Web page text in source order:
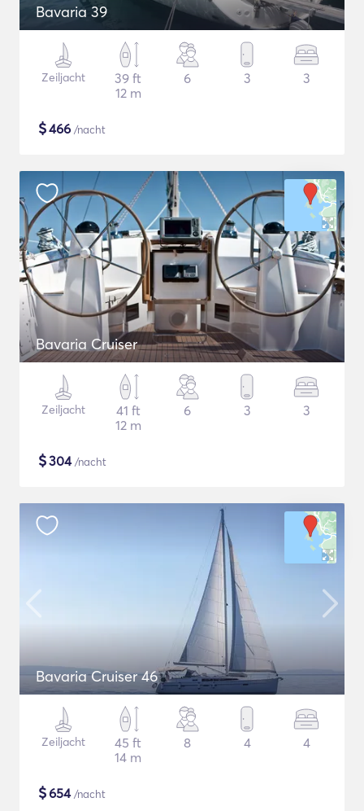
Bavaria 39
Zeiljacht
39 ft
12 m
6 3 3
$466 /nacht
Bavaria Cruiser
Zeiljacht
41 ft
12 m
6 3 3
$304/nacht
Bavaria Cruiser 46
Zeiljacht
45 ft
14 m
8 4 4
$654/nacht